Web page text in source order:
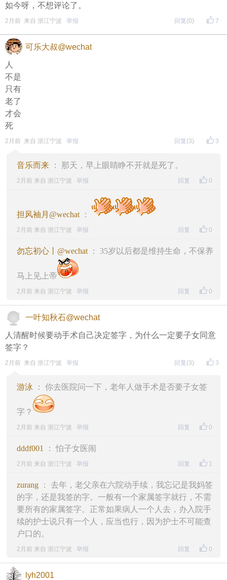
所有人都心知肚明，老人需要立刻转去医疗条件更好
妹，没有一个人站出来提议转院，没有一个人主动争
取父亲的生机。
所有人都默认了现状，任由老人在普通康复医院慢慢
耗着。就这样熬了短短两三个月，老人最终遗憾离
世。
这么多年过去，这件事成了我朋友一辈子的心病，他
始终耿耿于怀，常常感慨：人老了，真的太卑微了。
父母晚年的生死、病痛、治疗权，从来不由自己决
你想治病，子女不让；你想手术减轻痛苦，子女不肯
担责；你想好好活下去，儿女自有他们的考量和算
计。
年轻的时候，我们为子女奔波操劳、倾尽所有，拼尽
全力给孩子铺路安家。可等到垂垂老矣、体弱多病，
彻底失去自主能力的时候，才猛然发现：你的命、你
的痛、你的余生，从来由不得自己。
孩子让你怎么活，你就只能怎么活；孩子让你保守养
病，你就只能忍着病痛煎熬；孩子怕麻烦、怕风险，
你就只能默默认命。
以前总觉得，养儿防老是世间常态、人间温情。可看
多了身边的真实事，才明白最残忍的真相：很多时
晚年最大的痛苦，从来不是身体的病痛，而是满心无
助、身不由己。
病痛尚可忍，心寒最难熬。一生劳碌半生奉献，临老
却连治病求生的权利，都掌握在儿女手里，这大概就
如今呀，不想评论了。
7
2月前 来自 浙江宁波 举报 回复 (0)
可乐大叔@wechat
人
不是
只有
老了
才会
死
3
2月前 来自 浙江宁波 举报 回复 (3)
音乐而来 ： 那天，早上眼睛睁不开就是死了。
0
2月前 来自 浙江宁波 举报 回复
担风袖月@wechat ：
0
2月前 来自 浙江宁波 举报 回复
勿忘初心丨@wechat ： 35岁以后都是维持生命，不保养
马上见上帝
0
2月前 来自 浙江宁波 举报 回复
一叶知秋石@wechat
人清醒时候要动手术自己决定签字，为什么一定要子女同意
签字？
3
2月前 来自 浙江宁波 举报 回复 (3)
游泳 ： 你去医院问一下，老年人做手术是否要子女签
字？
0
2月前 来自 浙江宁波 举报 回复
dddf001 ： 怕子女医闹
1
2月前 来自 浙江宁波 举报 回复
zurang ： 去年，老父亲在六院动手续，我忘记是我妈签
的字，还是我签的字。一般有一个家属签字就行，不需
要所有的家属签字。正常如果病人一个人去，办入院手
续的护士说只有一个人，应当也行，因为护士不可能查
户口的。
0
2月前 来自 浙江宁波 举报 回复
lyh2001